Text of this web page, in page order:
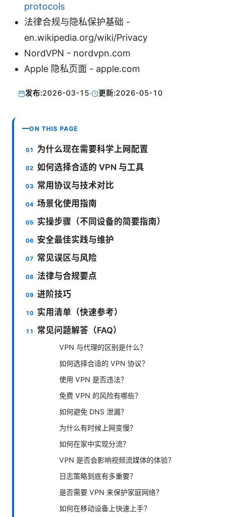
protocols
法律合规与隐私保护基础 -
en.wikipedia.org/wiki/Privacy
NordVPN - nordvpn.com
Apple 隐私页面 - apple.com
发布:2026-03-15· 更新:2026-05-10
ON THIS PAGE
为什么现在需要科学上网配置
如何选择合适的 VPN 与工具
常用协议与技术对比
场景化使用指南
实操步骤（不同设备的简要指南）
安全最佳实践与维护
常见误区与风险
法律与合规要点
进阶技巧
实用清单（快速参考）
常见问题解答（FAQ）
VPN 与代理的区别是什么？
如何选择合适的 VPN 协议？
使用 VPN 是否违法？
免费 VPN 的风险有哪些？
如何避免 DNS 泄漏？
为什么有时候上网变慢？
如何在家中实现分流？
VPN 是否会影响视频流媒体的体验？
日志策略到底有多重要？
是否需要 VPN 来保护家庭网络？
如何在移动设备上快速上手？